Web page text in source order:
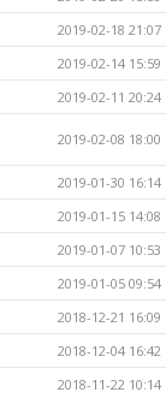
2019-02-18 21:07
2019-02-14 15:59
2019-02-11 20:24
2019-02-08 18:00
2019-01-30 16:14
2019-01-15 14:08
2019-01-07 10:53
2019-01-05 09:54
2018-12-21 16:09
2018-12-04 16:42
2018-11-22 10:14